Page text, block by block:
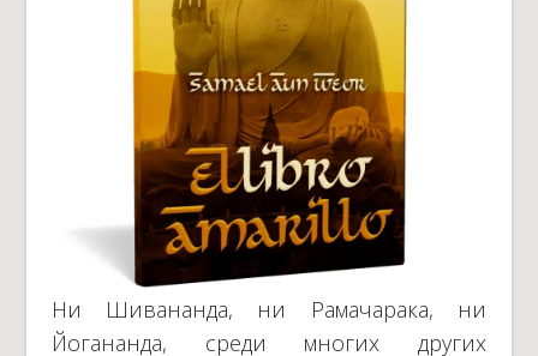
Ни Шивананда, ни Рамачарака, ни
Йогананда, среди многих других